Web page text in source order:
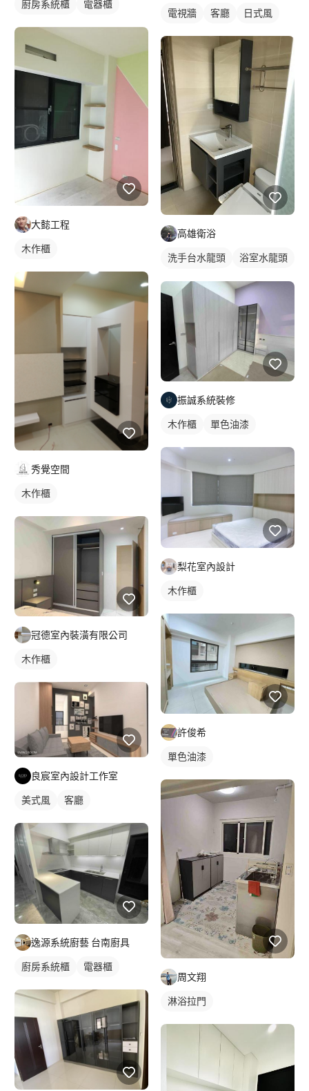
廚房系統櫃 電器櫃
大懿工程
木作櫃
秀覺空間
木作櫃
冠德室內裝潢有限公司
木作櫃
良宸室內設計工作室
美式風 客廳
逸源系統廚藝 台南廚具
廚房系統櫃 電器櫃
電視牆 客廳 日式風
高雄衛浴
洗手台水龍頭
浴室水龍頭
振誠系統裝修
木作櫃 單色油漆
梨花室內設計
木作櫃
許俊希
單色油漆
周文翔
淋浴拉門